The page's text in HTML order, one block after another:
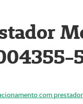
com prestador